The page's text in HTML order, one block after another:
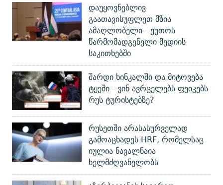
დაუყოვნებლივ
გაათავისუფლეთ მზია
ამაღლობელი - ეუთოს
წარმომადგენელი მედიის
საკითხებში
შარდი ხინკალში და მიტოვება
ტყეში - ვინ ავრცელებს ფეიკებს
რუს ტურისტებზე?
რუსეთში არასასურველად
გამოაცხადეს HRF, რომელსაც
იულია ნავალნაია
ხელმძღვანელობს